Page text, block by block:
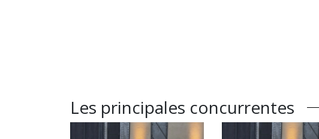
Les principales concurrentes